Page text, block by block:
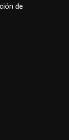
de